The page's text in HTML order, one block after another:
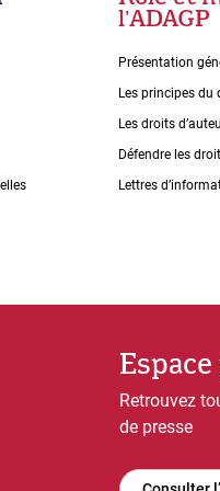
lʼADAGP
Présentation
Les principes du
Les droits
Défendre les
Lettres
Retrouvez
de presse